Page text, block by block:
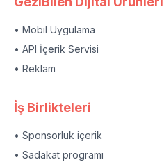
• Mobil Uygulama
• API İçerik Servisi
• Reklam
İş Birlikteleri
• Sponsorluk içerik
• Sadakat programı